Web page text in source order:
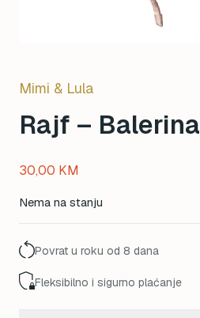
Mimi & Lula
Rajf – Balerina
30,00 KM
Nema na stanju
Povrat u roku od 8 dana
Fleksibilno i sigurno plaćanje